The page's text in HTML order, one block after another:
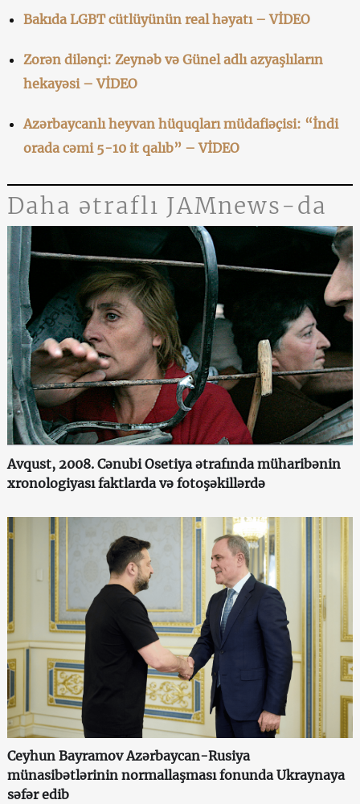
Bakıda LGBT cütlüyünün real həyatı – VİDEO
Zorən dilənçi: Zeynəb və Günel adlı azyaşlıların
hekayəsi – VİDEO
Azərbaycanlı heyvan hüquqları müdafiəçisi: “İndi
orada cəmi 5-10 it qalıb” – VİDEO
Daha ətraflı JAMnews-da
Avqust, 2008. Cənubi Osetiya ətrafında müharibənin
xronologiyası faktlarda və fotoşəkillərdə
Ceyhun Bayramov Azərbaycan-Rusiya
münasibətlərinin normallaşması fonunda Ukraynaya
səfər edib